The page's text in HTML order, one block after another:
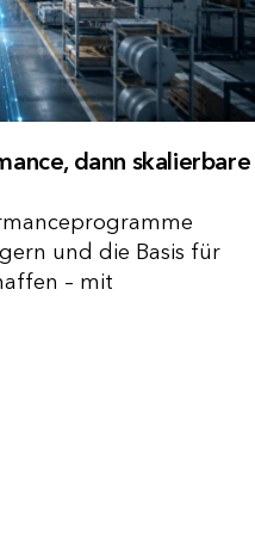
dann skalierbare
und die Basis für
– mit